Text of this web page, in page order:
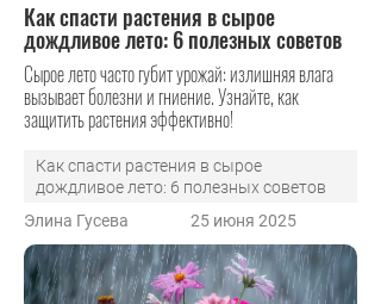
Как спасти растения в сырое
дождливое лето: 6 полезных советов
Сырое лето часто губит урожай: излишняя влага
вызывает болезни и гниение. Узнайте, как
защитить растения эффективно!
Как спасти растения в сырое
дождливое лето: 6 полезных советов
Элина Гусева
25 июня 2025